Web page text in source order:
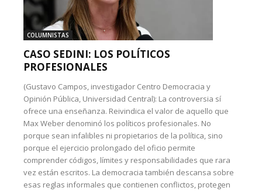
COLUMNISTAS
CASO SEDINI: LOS POLÍTICOS
PROFESIONALES
(Gustavo Campos, investigador Centro Democracia y
Opinión Pública, Universidad Central): La controversia sí
ofrece una enseñanza. Reivindica el valor de aquello que
Max Weber denominó los políticos profesionales. No
porque sean infalibles ni propietarios de la política, sino
porque el ejercicio prolongado del oficio permite
comprender códigos, límites y responsabilidades que rara
vez están escritos. La democracia también descansa sobre
esas reglas informales que contienen conflictos, protegen